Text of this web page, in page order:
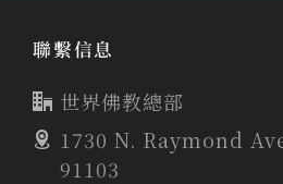
聯繫信息
世界佛教總部
1730 N. Raymond
91103